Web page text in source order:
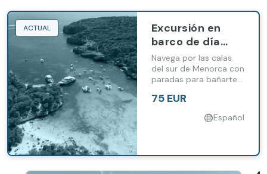
ACTUAL
Excursión en
barco de día
completo por las
calas del sur de
Menorca
Navega por las calas
del sur de Menorca con
paradas para bañarte y
75 EUR
Español